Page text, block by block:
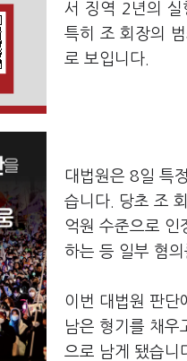
서 징역 2 년의 실
특히 조 회장의
로 보입니다
대법원은 8일 특
습니다
당초 조
억원 수준으로 인
하는 등 일부 혐
이번 대법원 판단
남은 형기를 채우
으로 남게 됐습니